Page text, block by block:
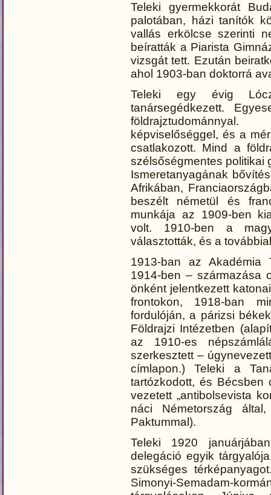
Teleki gyermekkorát
palotában, házi tanítók
vallás erkölcse szerinti
beíratták a Piarista
vizsgát tett. Ezután
ahol 1903-ban doktorrá
Teleki egy évig
tanársegédkezett.
képviselőséggel, és a
csatlakozott. Mind a
szélsőségmentes politikai
Ismeretanyagának
Afrikában,
beszélt németül és
munkája az 1909-ben
volt. 1910-ben a
választották, és a
1913-ban az Akadémia
1914-ben – származása
önként jelentkezett
frontokon, 1918-ban
fordulóján, a párizsi
Földrajzi Intézetben
az 1910-es
szerkesztett –
címlapon.) Teleki a
tartózkodott, és Bécsben
vezetett „antibolsevista
náci Németország
Paktummal).
Teleki 1920
delegáció egyik
szükséges
Simonyi-Semadam-